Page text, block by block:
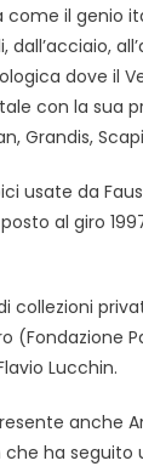
il genio
dall’acciaio,
dove il
con la sua
Grandis,
usate da
al giro
collezioni
(Fondazione
Lucchin.
anche
che ha